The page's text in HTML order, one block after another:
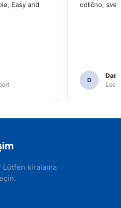
Easy and
odlično, sve
D
Lütfen kiralama